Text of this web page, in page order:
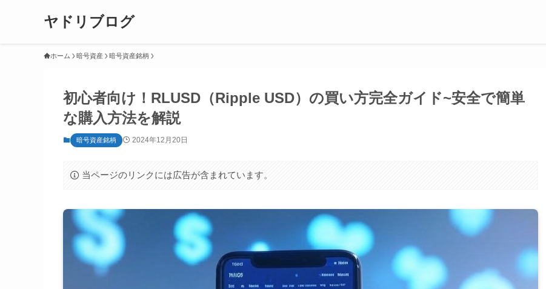
ヤドリブログ
ホーム 暗号資産 暗号資産銘柄
初心者向け！RLUSD（Ripple USD）の買い方完全ガイド~安全で簡単
な購入方法を解説
暗号資産銘柄 2024年12月20日
当ページのリンクには広告が含まれています。